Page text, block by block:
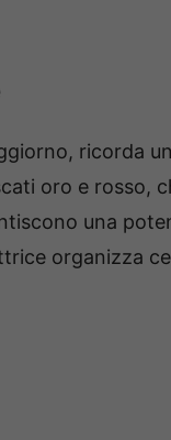
ricorda
oro e rosso,
una
organizza